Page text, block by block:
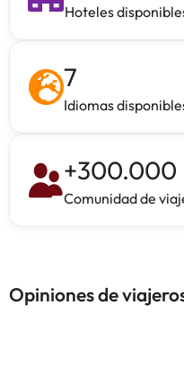
Hoteles
7
Idiomas
+300.000
Comunidad de
Opiniones de